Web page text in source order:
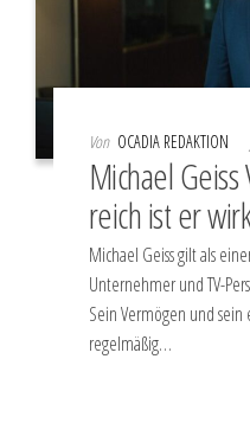
Von OCADIA REDAKTION
Michael
reich ist er
Michael Geiss gilt als
Unternehmer und TV-
Sein Vermögen und sein
regelmäßig…